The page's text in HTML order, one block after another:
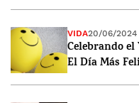
VIDA20/06/2024
Celebrando
El Día Más